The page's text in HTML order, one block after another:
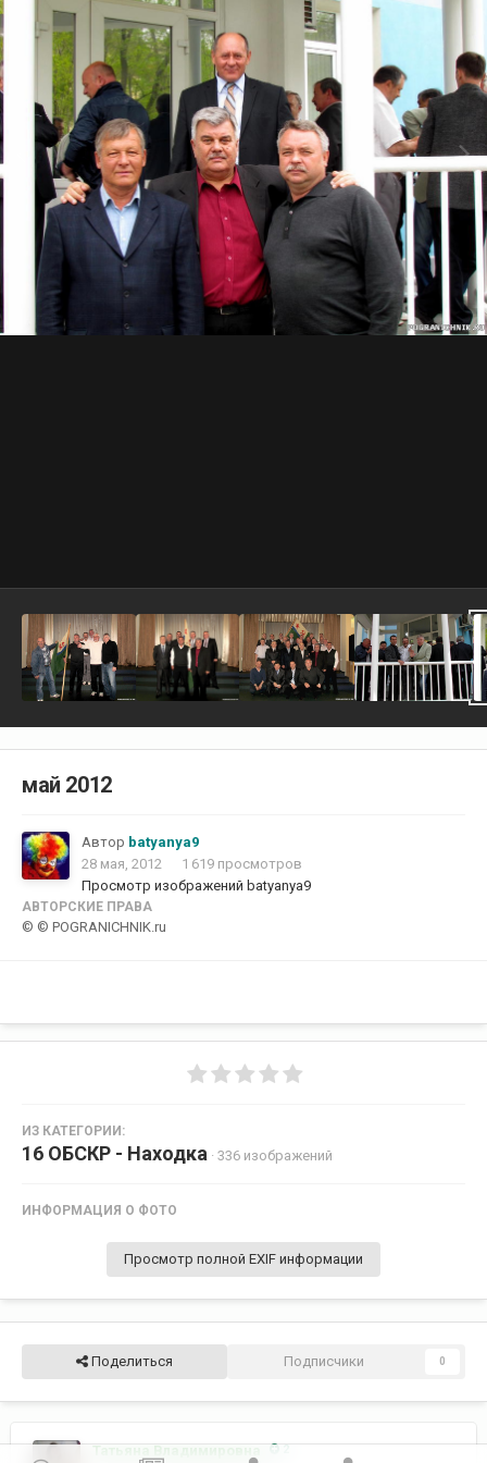
май 2012
Автор batyanya9
28 мая, 2012
1 619 просмотров
Просмотр изображений batyanya9
АВТОРСКИЕ ПРАВА
© © POGRANICHNIK.ru
ИЗ КАТЕГОРИИ:
16 ОБСКР - Находка · 336 изображений
ИНФОРМАЦИЯ О ФОТО
Просмотр полной EXIF информации
Поделиться Подписчики 0
Татьяна Владимировна 2